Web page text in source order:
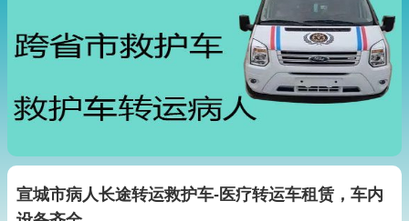
宣城市病人长途转运救护车-医疗转运车租赁，车内